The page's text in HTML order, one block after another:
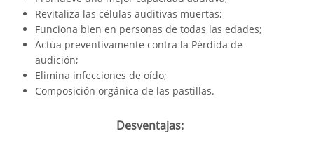
Revitaliza las células auditivas muertas;
Funciona bien en personas de todas las edades;
Actúa preventivamente contra la Pérdida de
audición;
Elimina infecciones de oído;
Composición orgánica de las pastillas.
Desventajas: